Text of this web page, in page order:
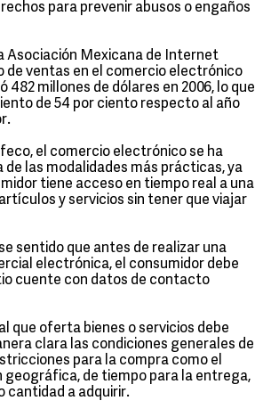
para prevenir abusos o engaños
Asociación Mexicana de Internet
de ventas en el comercio electrónico
482 millones de dólares en 2006, lo que
de 54 por ciento respecto al año
el comercio electrónico se ha
de las modalidades más prácticas, ya
tiene acceso en tiempo real a una
y servicios sin tener que viajar
sentido que antes de realizar una
electrónica, el consumidor debe
cuente con datos de contacto
que oferta bienes o servicios debe
clara las condiciones generales de
para la compra como el
geográfica, de tiempo para la entrega,
cantidad a adquirir.